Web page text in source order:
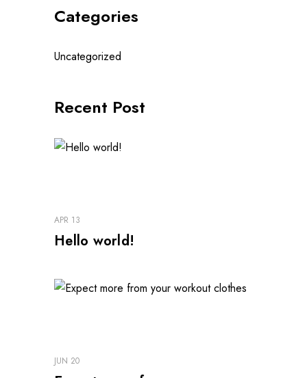
Categories
Uncategorized
Recent Post
APR 13
Hello world!
JUN 20